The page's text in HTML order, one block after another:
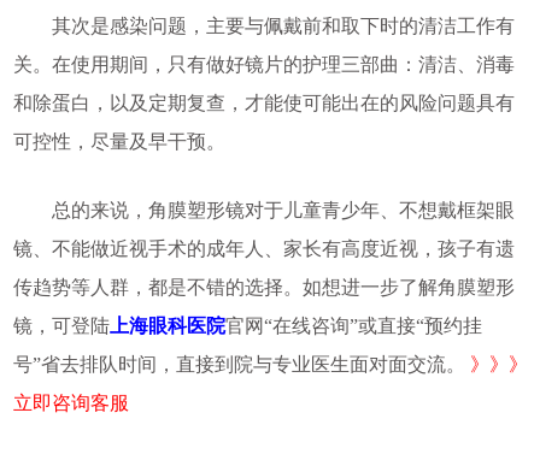
其次是感染问题，主要与佩戴前和取下时的清洁工作有
关。在使用期间，只有做好镜片的护理三部曲：清洁、消毒
和除蛋白，以及定期复查，才能使可能出在的风险问题具有
可控性，尽量及早干预。
总的来说，角膜塑形镜对于儿童青少年、不想戴框架眼
镜、不能做近视手术的成年人、家长有高度近视，孩子有遗
传趋势等人群，都是不错的选择。如想进一步了解角膜塑形
镜，可登陆上海眼科医院官网“在线咨询”或直接“预约挂
号”省去排队时间，直接到院与专业医生面对面交流。 》》》
立即咨询客服